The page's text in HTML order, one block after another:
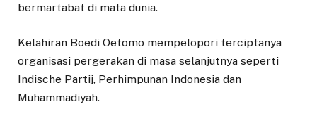
bermartabat di mata dunia.
Kelahiran Boedi Oetomo mempelopori terciptanya
organisasi pergerakan di masa selanjutnya seperti
Indische Partij, Perhimpunan Indonesia dan
Muhammadiyah.